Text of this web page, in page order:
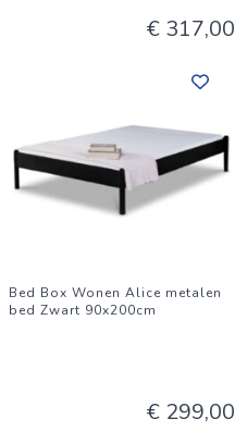
€ 317,00
Bed Box Wonen Alice metalen
bed Zwart 90x200cm
€ 299,00